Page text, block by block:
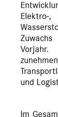
Vorjahr.
und
Im